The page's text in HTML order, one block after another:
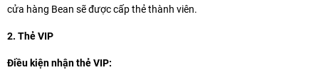
cửa hàng Bean sẽ được cấp thẻ thành viên.
2. Thẻ VIP
Điều kiện nhận thẻ VIP: